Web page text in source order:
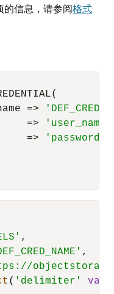
的信息，请参阅格式
=>
=>
=>
'password'
,
,
( 'delimiter'